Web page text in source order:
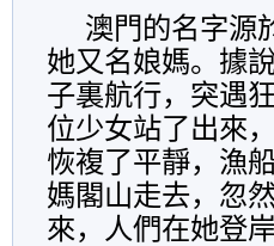
澳門的名字源
她又名娘媽。據
子裏航行，突遇
位少女站了出來
恢複了平靜，漁
媽閣山走去，忽
來，人們在她登